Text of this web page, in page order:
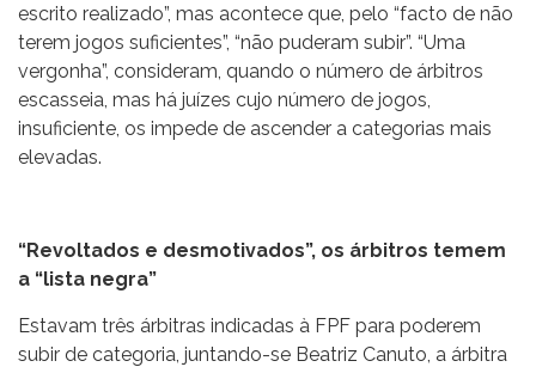
escrito realizado”, mas acontece que, pelo “facto de não
terem jogos suficientes”, “não puderam subir”. “Uma
vergonha”, consideram, quando o número de árbitros
escasseia, mas há juízes cujo número de jogos,
insuficiente, os impede de ascender a categorias mais
elevadas.
“Revoltados e desmotivados”, os árbitros temem
a “lista negra”
Estavam três árbitras indicadas à FPF para poderem
subir de categoria, juntando-se Beatriz Canuto, a árbitra